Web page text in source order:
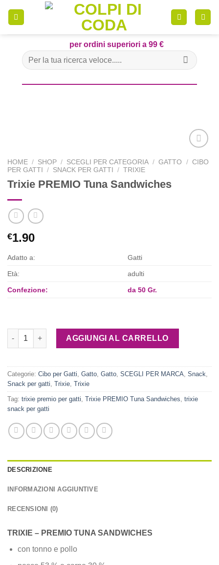
per ordini superiori a 99 €
Cerca:
HOME / SHOP / SCEGLI PER CATEGORIA / GATTO / CIBO
PER GATTI
/ SNACK PER GATTI / TRIXIE
Trixie PREMIO Tuna Sandwiches
€1.90
Adatto a: Gatti
Età: adulti
Confezione: da 50 Gr.
Trixie PREMIO Tuna Sandwiches quantità
AGGIUNGI AL CARRELLO
Categorie: Cibo per Gatti Gatto Gatto SCEGLI PER MARCA Snack
Snack per gatti Trixie Trixie
Tag: trixie premio per gatti Trixie PREMIO Tuna Sandwiches trixie
snack per gatti
DESCRIZIONE
INFORMAZIONI AGGIUNTIVE
RECENSIONI (0)
TRIXIE – PREMIO TUNA SANDWICHES
con tonno e pollo